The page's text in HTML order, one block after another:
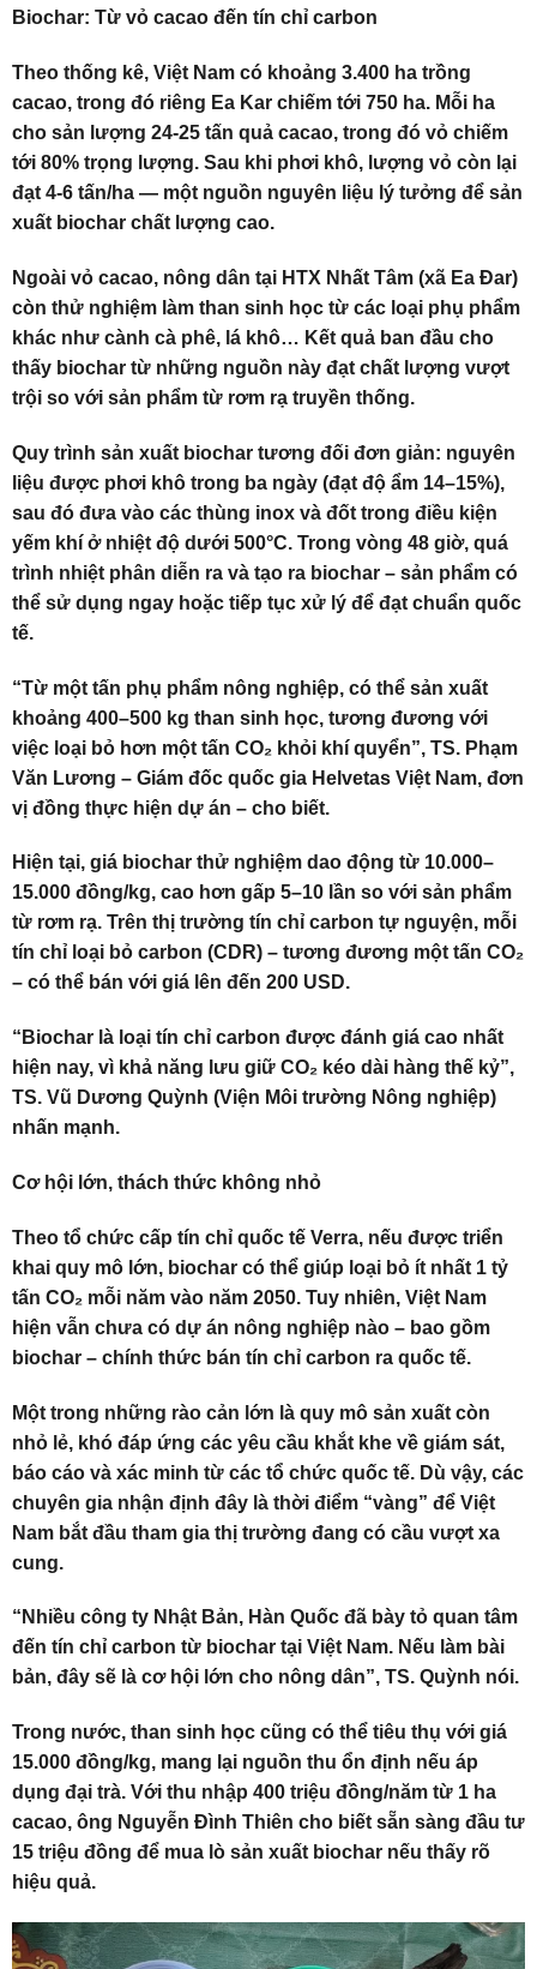
Biochar: Từ vỏ cacao đến tín chỉ carbon
Theo thống kê, Việt Nam có khoảng 3.400 ha trồng
cacao, trong đó riêng Ea Kar chiếm tới 750 ha. Mỗi ha
cho sản lượng 24-25 tấn quả cacao, trong đó vỏ chiếm
tới 80% trọng lượng. Sau khi phơi khô, lượng vỏ còn lại
đạt 4-6 tấn/ha — một nguồn nguyên liệu lý tưởng để sản
xuất biochar chất lượng cao.
Ngoài vỏ cacao, nông dân tại HTX Nhất Tâm (xã Ea Đar)
còn thử nghiệm làm than sinh học từ các loại phụ phẩm
khác như cành cà phê, lá khô… Kết quả ban đầu cho
thấy biochar từ những nguồn này đạt chất lượng vượt
trội so với sản phẩm từ rơm rạ truyền thống.
Quy trình sản xuất biochar tương đối đơn giản: nguyên
liệu được phơi khô trong ba ngày (đạt độ ẩm 14–15%),
sau đó đưa vào các thùng inox và đốt trong điều kiện
yếm khí ở nhiệt độ dưới 500°C. Trong vòng 48 giờ, quá
trình nhiệt phân diễn ra và tạo ra biochar – sản phẩm có
thể sử dụng ngay hoặc tiếp tục xử lý để đạt chuẩn quốc
tế.
“Từ một tấn phụ phẩm nông nghiệp, có thể sản xuất
khoảng 400–500 kg than sinh học, tương đương với
việc loại bỏ hơn một tấn CO₂ khỏi khí quyển”, TS. Phạm
Văn Lương – Giám đốc quốc gia Helvetas Việt Nam, đơn
vị đồng thực hiện dự án – cho biết.
Hiện tại, giá biochar thử nghiệm dao động từ 10.000–
15.000 đồng/kg, cao hơn gấp 5–10 lần so với sản phẩm
từ rơm rạ. Trên thị trường tín chỉ carbon tự nguyện, mỗi
tín chỉ loại bỏ carbon (CDR) – tương đương một tấn CO₂
– có thể bán với giá lên đến 200 USD.
“Biochar là loại tín chỉ carbon được đánh giá cao nhất
hiện nay, vì khả năng lưu giữ CO₂ kéo dài hàng thế kỷ”,
TS. Vũ Dương Quỳnh (Viện Môi trường Nông nghiệp)
nhấn mạnh.
Cơ hội lớn, thách thức không nhỏ
Theo tổ chức cấp tín chỉ quốc tế Verra, nếu được triển
khai quy mô lớn, biochar có thể giúp loại bỏ ít nhất 1 tỷ
tấn CO₂ mỗi năm vào năm 2050. Tuy nhiên, Việt Nam
hiện vẫn chưa có dự án nông nghiệp nào – bao gồm
biochar – chính thức bán tín chỉ carbon ra quốc tế.
Một trong những rào cản lớn là quy mô sản xuất còn
nhỏ lẻ, khó đáp ứng các yêu cầu khắt khe về giám sát,
báo cáo và xác minh từ các tổ chức quốc tế. Dù vậy, các
chuyên gia nhận định đây là thời điểm “vàng” để Việt
Nam bắt đầu tham gia thị trường đang có cầu vượt xa
cung.
“Nhiều công ty Nhật Bản, Hàn Quốc đã bày tỏ quan tâm
đến tín chỉ carbon từ biochar tại Việt Nam. Nếu làm bài
bản, đây sẽ là cơ hội lớn cho nông dân”, TS. Quỳnh nói.
Trong nước, than sinh học cũng có thể tiêu thụ với giá
15.000 đồng/kg, mang lại nguồn thu ổn định nếu áp
dụng đại trà. Với thu nhập 400 triệu đồng/năm từ 1 ha
cacao, ông Nguyễn Đình Thiên cho biết sẵn sàng đầu tư
15 triệu đồng để mua lò sản xuất biochar nếu thấy rõ
hiệu quả.